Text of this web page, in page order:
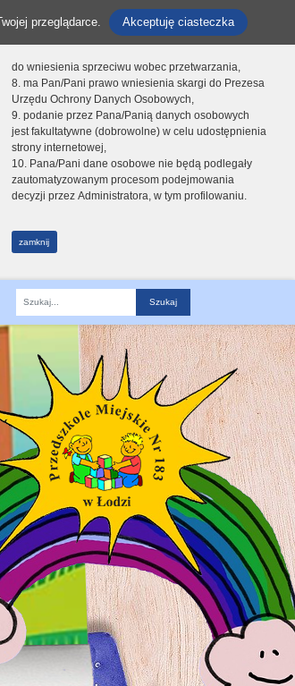
przeglądarce. Akceptuję ciasteczka
do wniesienia sprzeciwu wobec przetwarzania,
8. ma Pan/Pani prawo wniesienia skargi do Prezesa
Urzędu Ochrony Danych Osobowych,
9. podanie przez Pana/Panią danych osobowych
jest fakultatywne (dobrowolne) w celu udostępnienia
strony internetowej,
10. Pana/Pani dane osobowe nie będą podlegały
zautomatyzowanym procesom podejmowania
decyzji przez Administratora, w tym profilowaniu.
zamknij
Fraza